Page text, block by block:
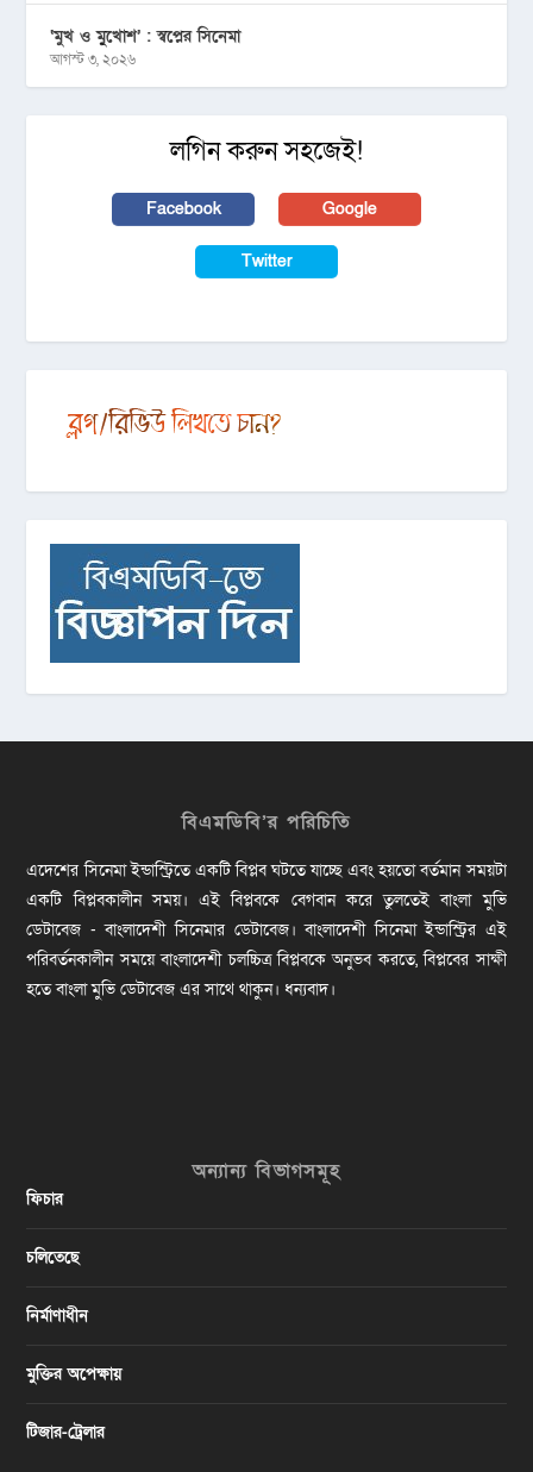
‘মুখ ও মু্খোশ’ : স্বপ্নের সিনেমা
আগস্ট ৩, ২০২৬
লগিন করুন সহজেই!
Facebook Google
Twitter
বিএমডিবি’র পরিচিতি
এদেশের সিনেমা ইন্ডাস্ট্রিতে একটি বিপ্লব ঘটতে যাচ্ছে এবং হয়তো বর্তমান সময়টা
একটি বিপ্লবকালীন সময়। এই বিপ্লবকে বেগবান করে তুলতেই বাংলা মুভি
ডেটাবেজ - বাংলাদেশী সিনেমার ডেটাবেজ। বাংলাদেশী সিনেমা ইন্ডাস্ট্রির এই
পরিবর্তনকালীন সময়ে বাংলাদেশী চলচ্চিত্র বিপ্লবকে অনুভব করতে, বিপ্লবের সাক্ষী
হতে বাংলা মুভি ডেটাবেজ এর সাথে থাকুন। ধন্যবাদ।
অন্যান্য বিভাগসমূহ
ফিচার
চলিতেছে
নির্মাণাধীন
মুক্তির অপেক্ষায়
টিজার-ট্রেলার